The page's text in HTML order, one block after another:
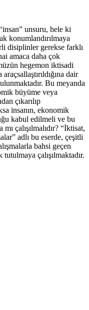
unsuru, hele ki
konumlandırılmaya
disiplinler gerekse farklı
amaca daha çok
hegemon iktisadi
dair
Bu meyanda
büyüme veya
çıkarılıp
insanın, ekonomik
kabul edilmeli ve bu
çalışılmalıdır? “İktisat,
adlı bu eserde, çeşitli
bahsi geçen
çalışılmaktadır.